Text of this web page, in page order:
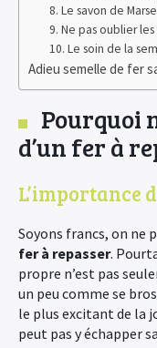
8. Le savon de
9. Ne pas oublier
10. Le soin de la
Adieu semelle de fer
Pourquoi
d’un fer à
L’importance
Soyons francs, on ne
fer à repasser.
propre n’est pas
un peu comme se
le plus excitant de la
peut pas y échapper